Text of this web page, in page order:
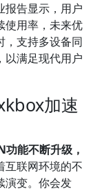
报告显示，用户
使用率，未来优
，支持多设备同
以满足现代用户
加速
能不断升级，
互联网环境的不
演变。你会发